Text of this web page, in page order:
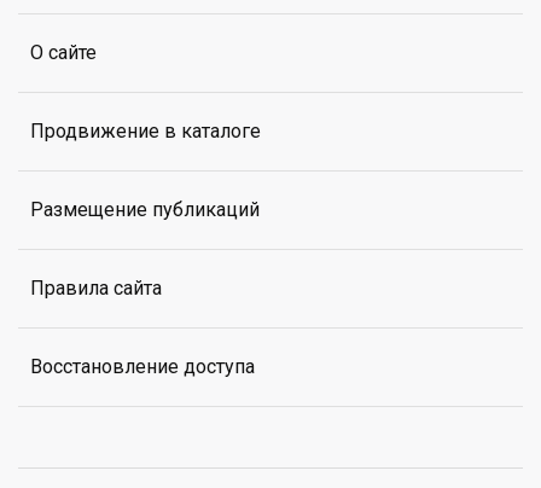
О сайте
Продвижение в каталоге
Размещение публикаций
Правила сайта
Восстановление доступа